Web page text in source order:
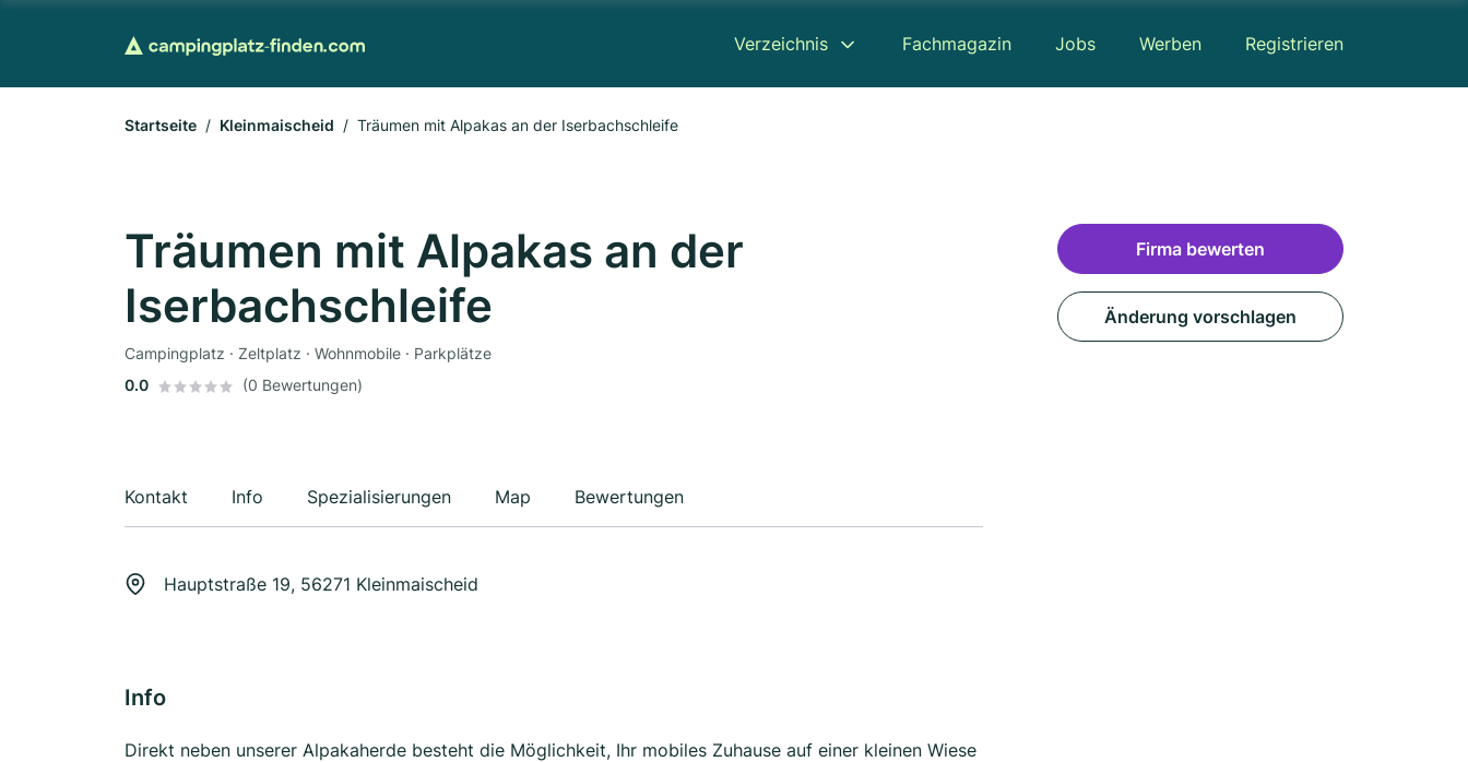
Verzeichnis Fachmagazin Jobs Werben Registrieren
Startseite Kleinmaischeid Träumen mit Alpakas an der Iserbachschleife
Träumen mit Alpakas an der
Iserbachschleife
Campingplatz · Zeltplatz · Wohnmobile · Parkplätze
0.0
(0 Bewertungen)
Kontakt Info Spezialisierungen Map Bewertungen
Hauptstraße 19, 56271 Kleinmaischeid
Info
Direkt neben unserer Alpakaherde besteht die Möglichkeit, Ihr mobiles Zuhause auf einer kleinen Wiese
Firma bewerten
Änderung vorschlagen